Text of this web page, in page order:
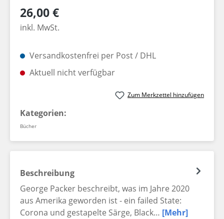
Regulärer Preis:
26,00 €
inkl. MwSt.
Versandkostenfrei per Post / DHL
Aktuell nicht verfügbar
Zum Merkzettel hinzufügen
Kategorien:
Bücher
Beschreibung
George Packer beschreibt, was im Jahre 2020
aus Amerika geworden ist - ein failed State:
Corona und gestapelte Särge, Black… [Mehr]